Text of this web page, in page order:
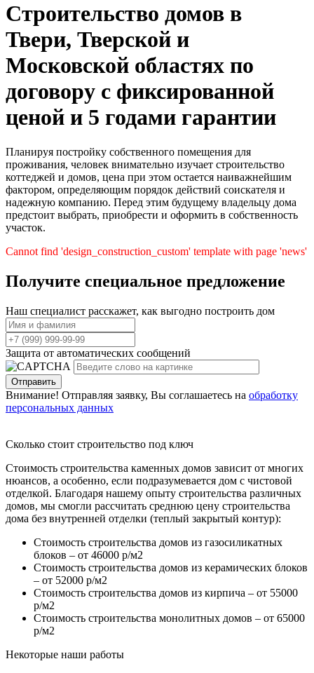
Строительство домов в
Твери, Тверской и
Московской областях по
договору с фиксированной
ценой и 5 годами гарантии
Планируя постройку собственного помещения для
проживания, человек внимательно изучает строительство
коттеджей и домов, цена при этом остается наиважнейшим
фактором, определяющим порядок действий соискателя и
надежную компанию. Перед этим будущему владельцу дома
предстоит выбрать, приобрести и оформить в собственность
участок.
Cannot find 'design_construction_custom' template with page 'news'
Получите специальное предложение
Наш специалист расскажет, как выгодно построить дом
Защита от автоматических сообщений
Внимание! Отправляя заявку, Вы соглашаетесь на обработку
персональных данных
Сколько стоит строительство под ключ
Стоимость строительства каменных домов зависит от многих
нюансов, а особенно, если подразумевается дом с чистовой
отделкой. Благодаря нашему опыту строительства различных
домов, мы смогли рассчитать среднюю цену строительства
дома без внутренней отделки (теплый закрытый контур):
Стоимость строительства домов из газосиликатных
блоков – от 46000 р/м2
Стоимость строительства домов из керамических блоков
– от 52000 р/м2
Стоимость строительства домов из кирпича – от 55000
р/м2
Стоимость строительства монолитных домов – от 65000
р/м2
Некоторые наши работы